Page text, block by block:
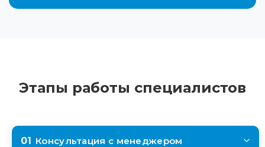
Этапы работы специалистов
01 Консультация с менеджером